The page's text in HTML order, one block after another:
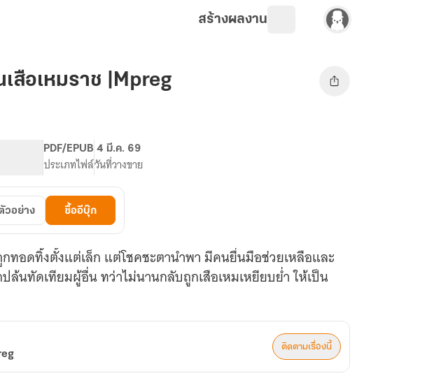
สร้างผลงาน
สือเหมราช |Mpreg
PDF/EPUB
ประเภทไฟล์
4 มี.ค. 69
วันที่วางขาย
วอย่าง ซื้ออีบุ๊ก
อดทิ้งตั้งแต่เล็ก แต่โชคชะตานำพา มีคนยื่นมือช่วยเหลือและ
ล้นทัดเทียมผู้อื่น ทว่าไม่นานกลับถูกเสือเหมเหยียบย่ำ ให้เป็น
ติดตามเรื่องนี้